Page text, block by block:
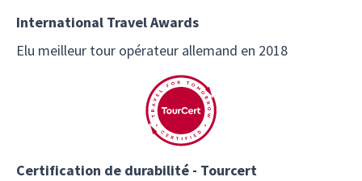
International Travel Awards
Elu meilleur tour opérateur allemand en 2018
Certification de durabilité - Tourcert